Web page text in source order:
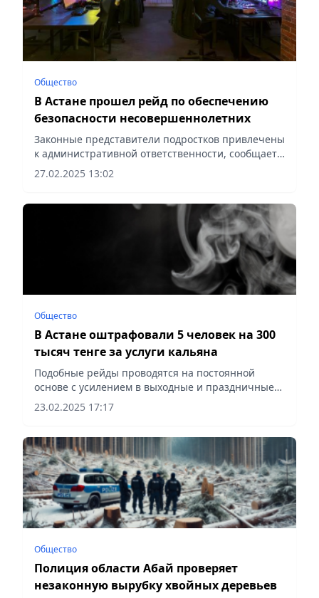
Общество
В Астане прошел рейд по обеспечению
безопасности несовершеннолетних
Законные представители подростков привлечены
к административной ответственности, сообщает
Vecher.kz.
27.02.2025 13:02
Общество
В Астане оштрафовали 5 человек на 300
тысяч тенге за услуги кальяна
Подобные рейды проводятся на постоянной
основе с усилением в выходные и праздничные
дни, сообщает Vecher.kz.
23.02.2025 17:17
Общество
Полиция области Абай проверяет
незаконную вырубку хвойных деревьев